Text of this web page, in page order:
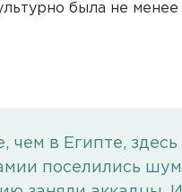
была не менее
чем в Египте, здесь
поселились